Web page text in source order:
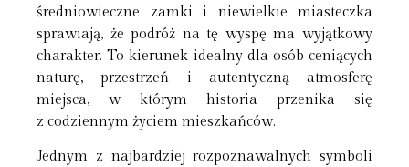
średniowieczne zamki i niewielkie miasteczka
sprawiają, że podróż na tę wyspę ma wyjątkowy
charakter. To kierunek idealny dla osób ceniących
naturę, przestrzeń i autentyczną atmosferę
miejsca, w którym historia przenika się
z codziennym życiem mieszkańców.
Jednym z najbardziej rozpoznawalnych symboli